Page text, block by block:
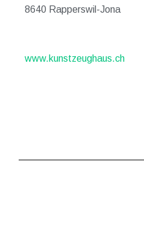
8640 Rapperswil-Jona
www.kunstzeughaus.ch